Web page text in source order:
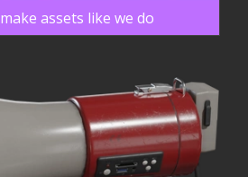
assets like we do